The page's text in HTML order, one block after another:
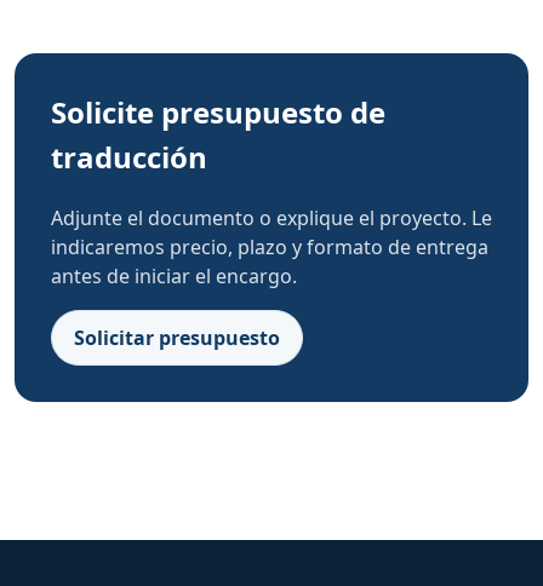
Solicite presupuesto de
traducción
Adjunte el documento o explique el proyecto. Le
indicaremos precio, plazo y formato de entrega
antes de iniciar el encargo.
Solicitar presupuesto